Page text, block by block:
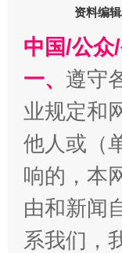
在谋
资料编
中国/公众
一、 遵守
业规定和
他人或（
响的，本
由和新闻
系我们，